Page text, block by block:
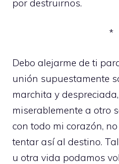
por destruirnos.
*
Debo alejarme de ti
unión supuestamente
marchita y
miserablemente a otro
con todo mi corazón,
tentar así al destino.
u otra vida podamos